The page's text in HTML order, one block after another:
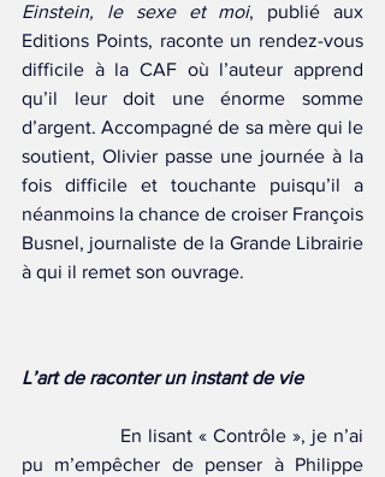
Einstein, le sexe et moi, publié aux
Editions Points, raconte un rendez-vous
difficile à la CAF où l’auteur apprend
qu’il leur doit une énorme somme
d’argent. Accompagné de sa mère qui le
soutient, Olivier passe une journée à la
fois difficile et touchante puisqu’il a
néanmoins la chance de croiser François
Busnel, journaliste de la Grande Librairie
à qui il remet son ouvrage.
L’art de raconter un instant de vie
pu m’empêcher de penser à Philippe